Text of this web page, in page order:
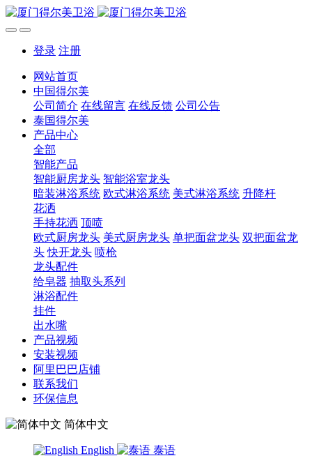
登录 注册
网站首页
中国得尔美
公司简介 在线留言 在线反馈 公司公告
泰国得尔美
产品中心
全部
智能产品
智能厨房龙头 智能浴室龙头
暗装淋浴系统 欧式淋浴系统 美式淋浴系统 升降杆
花洒
手持花洒 顶喷
欧式厨房龙头 美式厨房龙头 单把面盆龙头 双把面盆龙
头 快开龙头 喷枪
龙头配件
给皂器 抽取头系列
淋浴配件
挂件
出水嘴
产品视频
安装视频
阿里巴巴店铺
联系我们
环保信息
简体中文
English 泰语